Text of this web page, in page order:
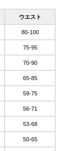
ウエスト
80-100
75-95
70-90
65-85
59-75
56-71
53-68
50-65